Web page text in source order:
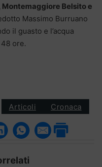
Belsito e
Massimo Burruano
il guasto e l’acqua
ore.
Articoli Cronaca